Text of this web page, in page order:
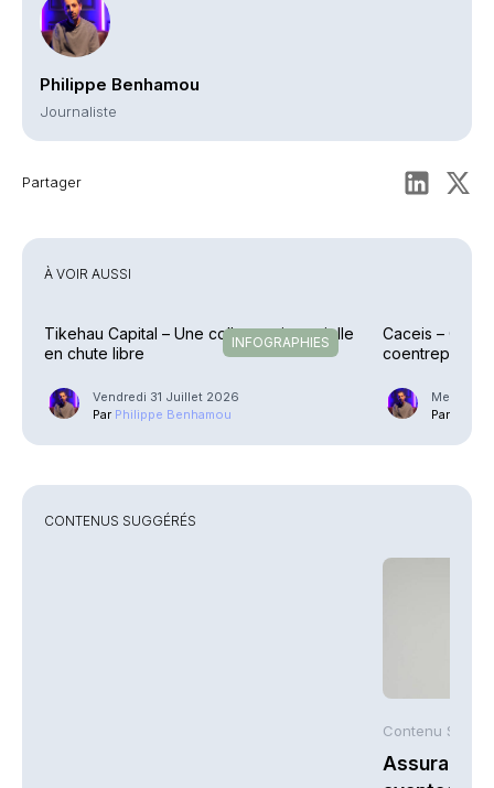
Philippe Benhamou
Journaliste
Partager
À VOIR AUSSI
INFOGRAPHIES
Tikehau Capital – Une collecte trimestrielle
en chute libre
Vendredi 31 Juillet 2026
Par Philippe Benhamou
Caceis –
coentreprise
Mercredi
Par
CONTENUS SUGGÉRÉS
Contenu